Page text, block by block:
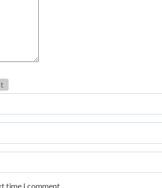
time I comment.